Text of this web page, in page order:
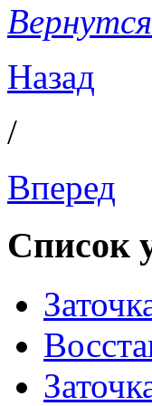
Назад
/
Вперед
Список